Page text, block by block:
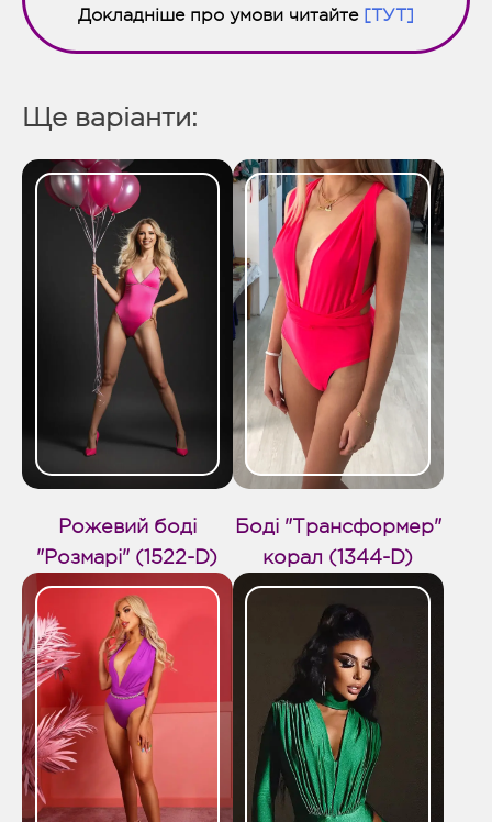
Докладніше про умови читайте [ТУТ]
Ще варіанти:
Рожевий боді
"Розмарі" (1522-D)
Боді "Трансформер"
корал (1344-D)